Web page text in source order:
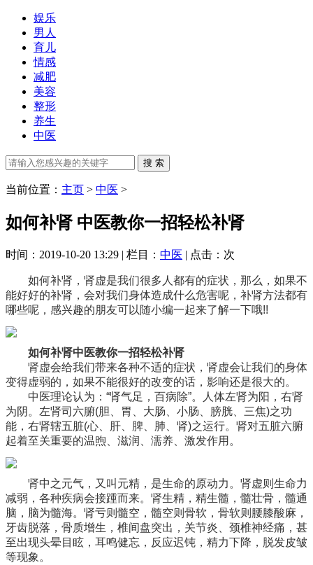
娱乐
男人
育儿
情感
减肥
美容
整形
养生
中医
当前位置： 主页 > 中医 >
如何补肾 中医教你一招轻松补肾
时间：2019-10-20 13:29 | 栏目： 中医 | 点击： 次
如何补肾，肾虚是我们很多人都有的症状，那么，如果不
能好好的补肾，会对我们身体造成什么危害呢，补肾方法都有
哪些呢，感兴趣的朋友可以随小编一起来了解一下哦!!
如何补肾中医教你一招轻松补肾
肾虚会给我们带来各种不适的症状，肾虚会让我们的身体
变得虚弱的，如果不能很好的改变的话，影响还是很大的。
中医理论认为：“肾气足，百病除”。人体左肾为阳，右肾
为阴。左肾司六腑(胆、胃、大肠、小肠、膀胱、三焦)之功
能，右肾辖五脏(心、肝、脾、肺、肾)之运行。肾对五脏六腑
起着至关重要的温煦、滋润、濡养、激发作用。
肾中之元气，又叫元精，是生命的原动力。肾虚则生命力
减弱，各种疾病会接踵而来。肾生精，精生髓，髓壮骨，髓通
脑，脑为髓海。肾亏则髓空，髓空则骨软，骨软则腰膝酸麻，
牙齿脱落，骨质增生，椎间盘突出，关节炎、颈椎神经痛，甚
至出现头晕目眩，耳鸣健忘，反应迟钝，精力下降，脱发皮皱
等现象。